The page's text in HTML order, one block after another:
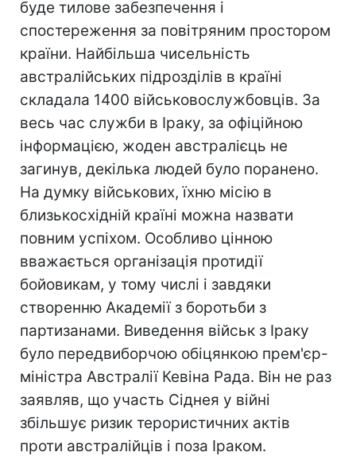
буде тилове забезпечення і
спостереження за повітряним простором
країни. Найбільша чисельність
австралійських підрозділів в країні
складала 1400 військовослужбовців. За
весь час служби в Іраку, за офіційною
інформацією, жоден австралієць не
загинув, декілька людей було поранено.
На думку військових, їхню місію в
близькосхідній країні можна назвати
повним успіхом. Особливо цінною
вважається організація протидії
бойовикам, у тому числі і завдяки
створенню Академії з боротьби з
партизанами. Виведення військ з Іраку
було передвиборчою обіцянкою прем'єр-
міністра Австралії Кевіна Рада. Він не раз
заявляв, що участь Сіднея у війні
збільшує ризик терористичних актів
проти австралійців і поза Іраком.